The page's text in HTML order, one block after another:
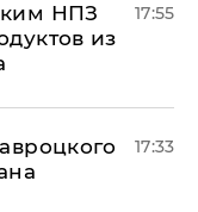
НПЗ
из
17:55
17:33